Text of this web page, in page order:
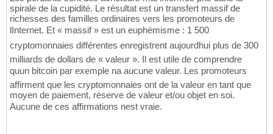
spirale de la cupidité. Le résultat est un transfert massif de
richesses des familles ordinaires vers les promoteurs de
lInternet. Et « massif » est un euphémisme : 1 500
cryptomonnaies différentes enregistrent aujourdhui plus de 300
milliards de dollars de « valeur ». Il est utile de comprendre
quun bitcoin par exemple na aucune valeur. Les promoteurs
affirment que les cryptomonnaies ont de la valeur en tant que
moyen de paiement, réserve de valeur et/ou objet en soi.
Aucune de ces affirmations nest vraie.